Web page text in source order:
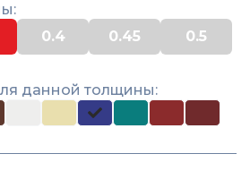
0.4 0.45 0.5
данной толщины: